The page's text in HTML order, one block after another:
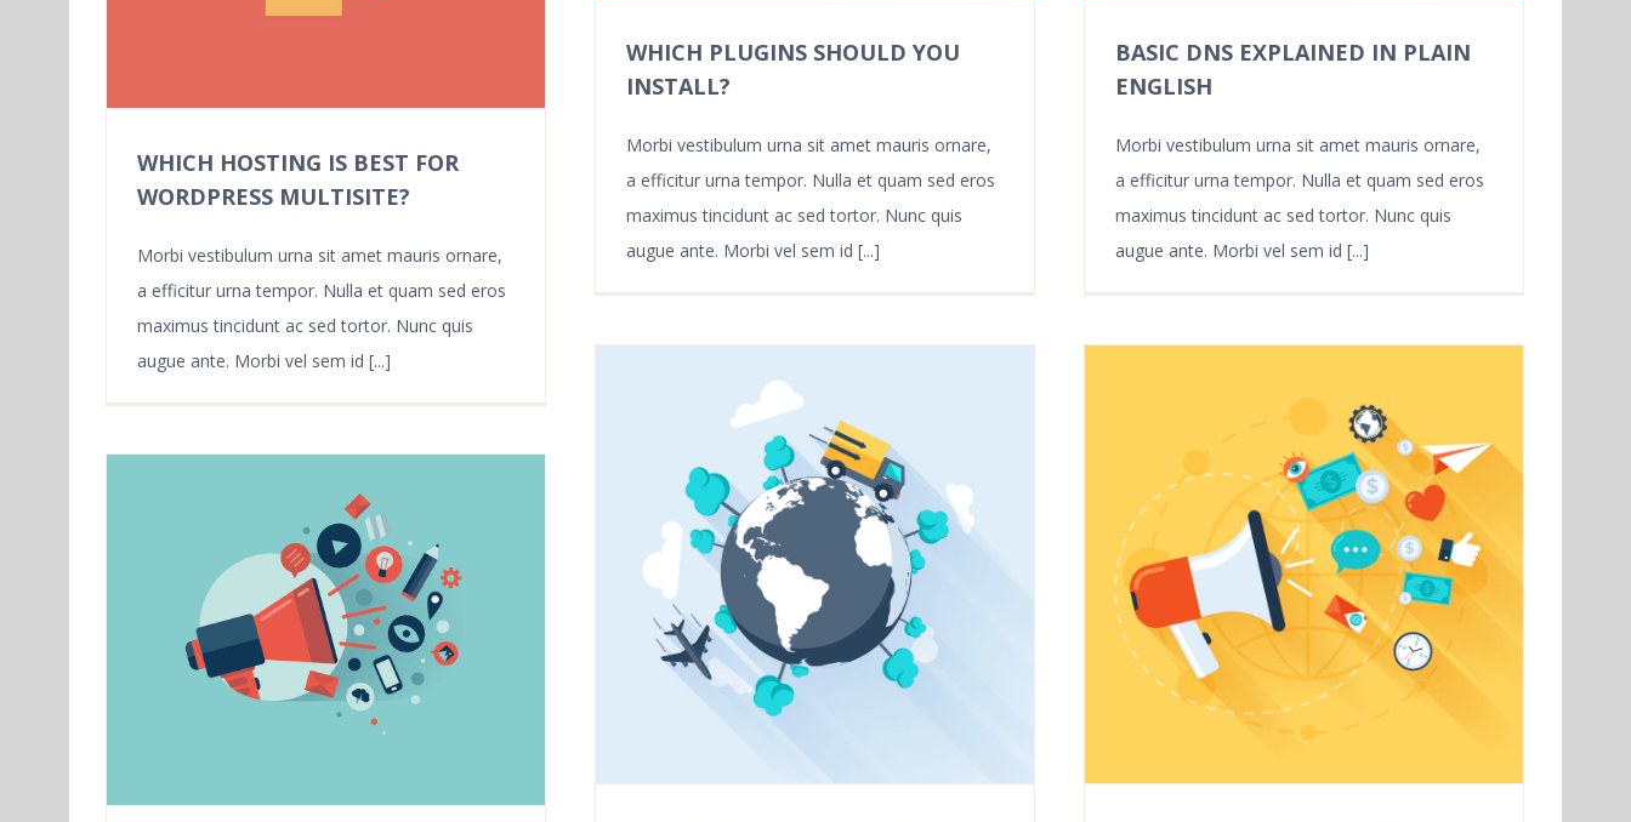
WHICH HOSTING IS BEST FOR
WORDPRESS MULTISITE?
Morbi vestibulum urna sit amet mauris ornare,
a efficitur urna tempor. Nulla et quam sed eros
maximus tincidunt ac sed tortor. Nunc quis
augue ante. Morbi vel sem id [...]
WHICH PLUGINS SHOULD YOU
INSTALL?
Morbi vestibulum urna sit amet mauris ornare,
a efficitur urna tempor. Nulla et quam sed eros
maximus tincidunt ac sed tortor. Nunc quis
augue ante. Morbi vel sem id [...]
BASIC DNS EXPLAINED IN PLAIN
ENGLISH
Morbi vestibulum urna sit amet mauris ornare,
a efficitur urna tempor. Nulla et quam sed eros
maximus tincidunt ac sed tortor. Nunc quis
augue ante. Morbi vel sem id [...]